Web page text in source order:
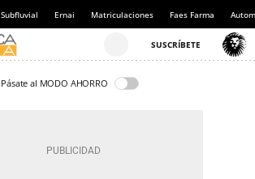
Subfluvial Ernai Matriculaciones Faes Farma
Pásate al MODO AHORRO